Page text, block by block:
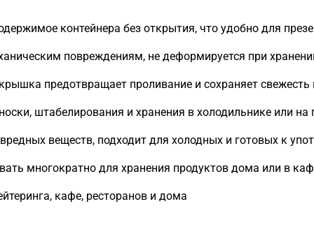
контейнера без открытия, что удобно для
повреждениям, не деформируется при
предотвращает проливание и сохраняет свежесть
штабелирования и хранения в холодильнике или на
веществ, подходит для холодных и готовых к
многократно для хранения продуктов дома или в
кафе, ресторанов и дома